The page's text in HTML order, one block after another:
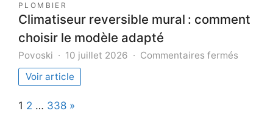
PLOMBIER
Climatiseur reversible mural : comment
choisir le modèle adapté
Povoski 10 juillet 2026 Commentaires fermés
Voir article
Page:
1 2 … 338 Next
»